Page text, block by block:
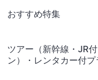
おすすめ特集
ツアー（新幹線・JR
ン）・レンタカー付